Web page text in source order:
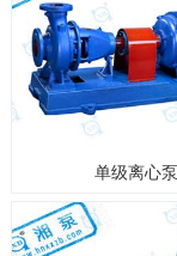
单级离心泵